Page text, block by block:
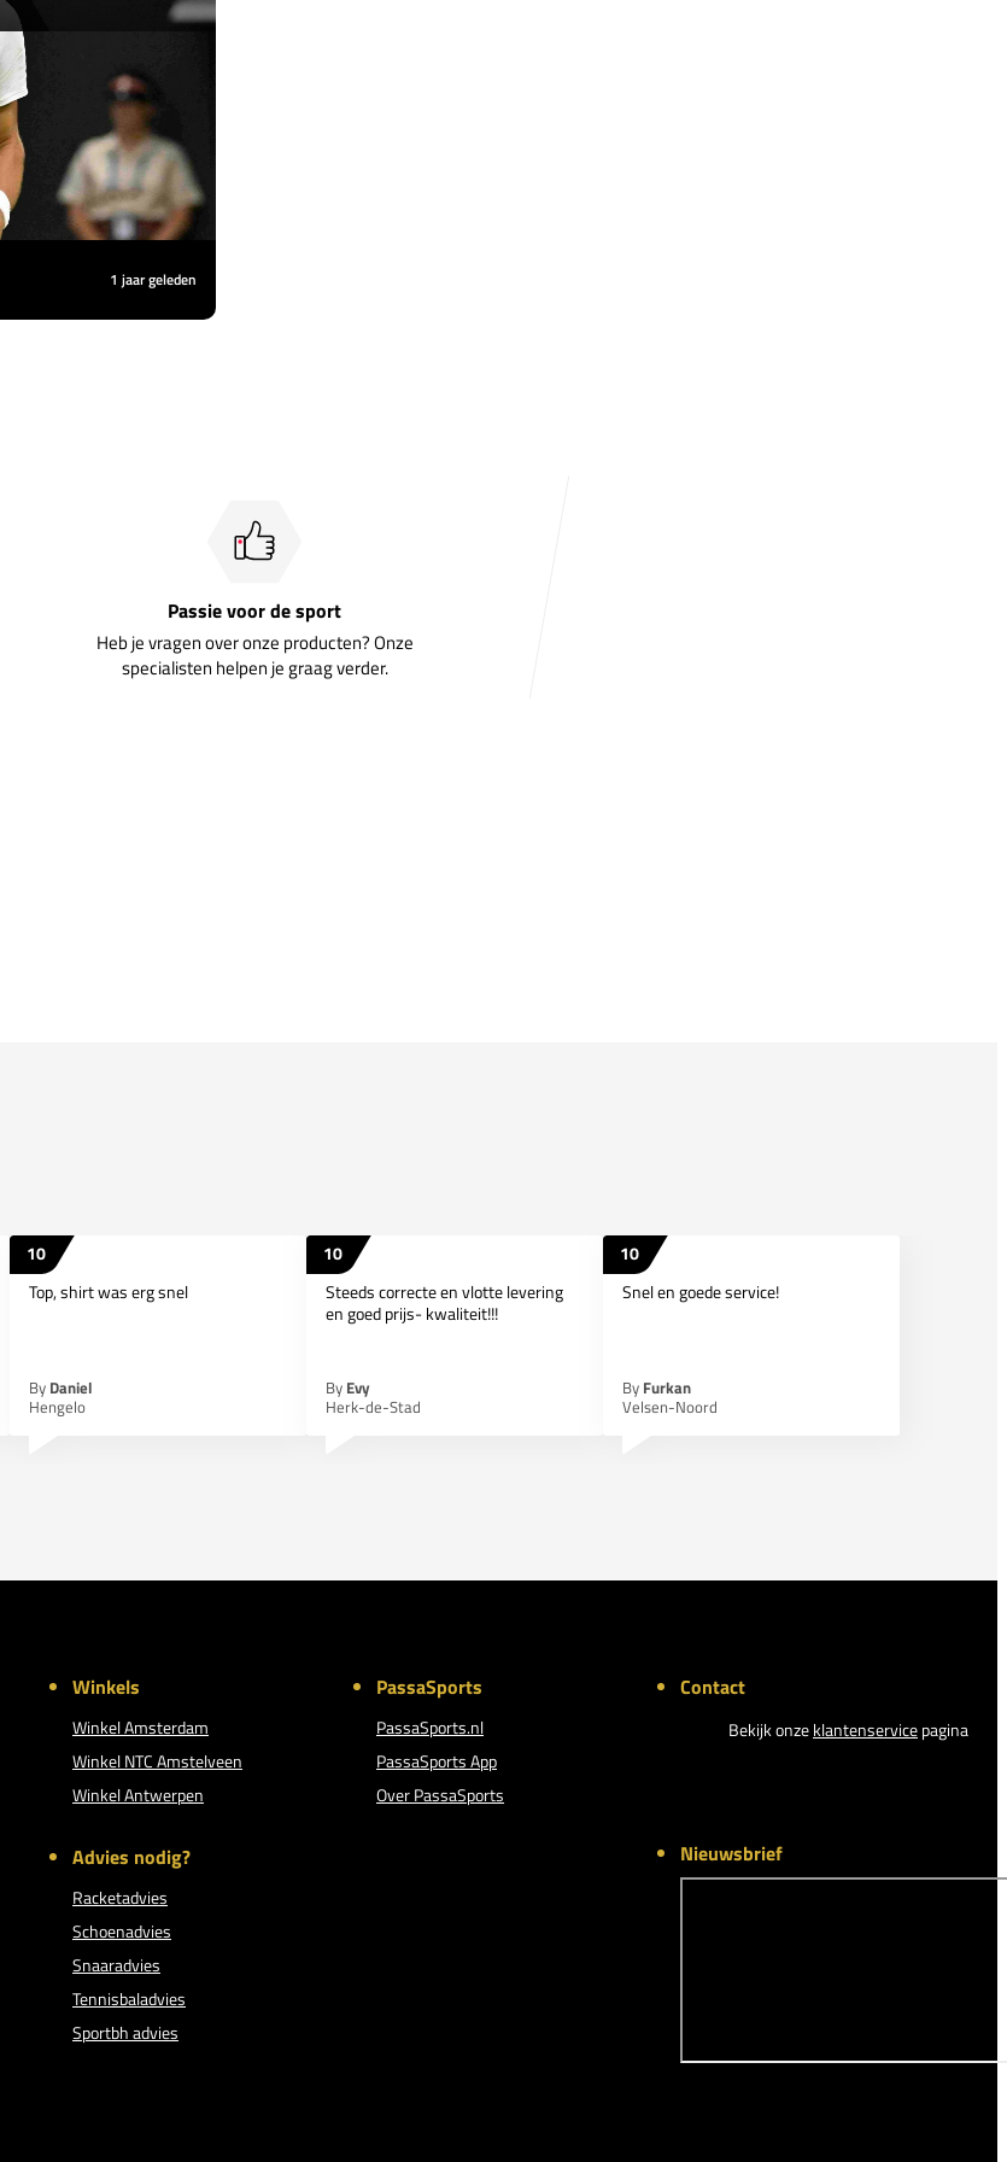
1 jaar geleden
Passie voor de sport
Heb je vragen over onze producten? Onze
specialisten helpen je graag verder.
10
Top, shirt was erg snel
By Daniel
Hengelo
10
Steeds correcte en vlotte levering
en goed prijs- kwaliteit!!!
By Evy
Herk-de-Stad
10
Snel en goede service!
By Furkan
Velsen-Noord
Winkels
Winkel Amsterdam
Winkel NTC Amstelveen
Winkel Antwerpen
Advies nodig?
Racketadvies
Schoenadvies
Snaaradvies
Tennisbaladvies
Sportbh advies
PassaSports
PassaSports.nl
PassaSports App
Over PassaSports
Contact
Bekijk onzeklantenservicepagina
Nieuwsbrief